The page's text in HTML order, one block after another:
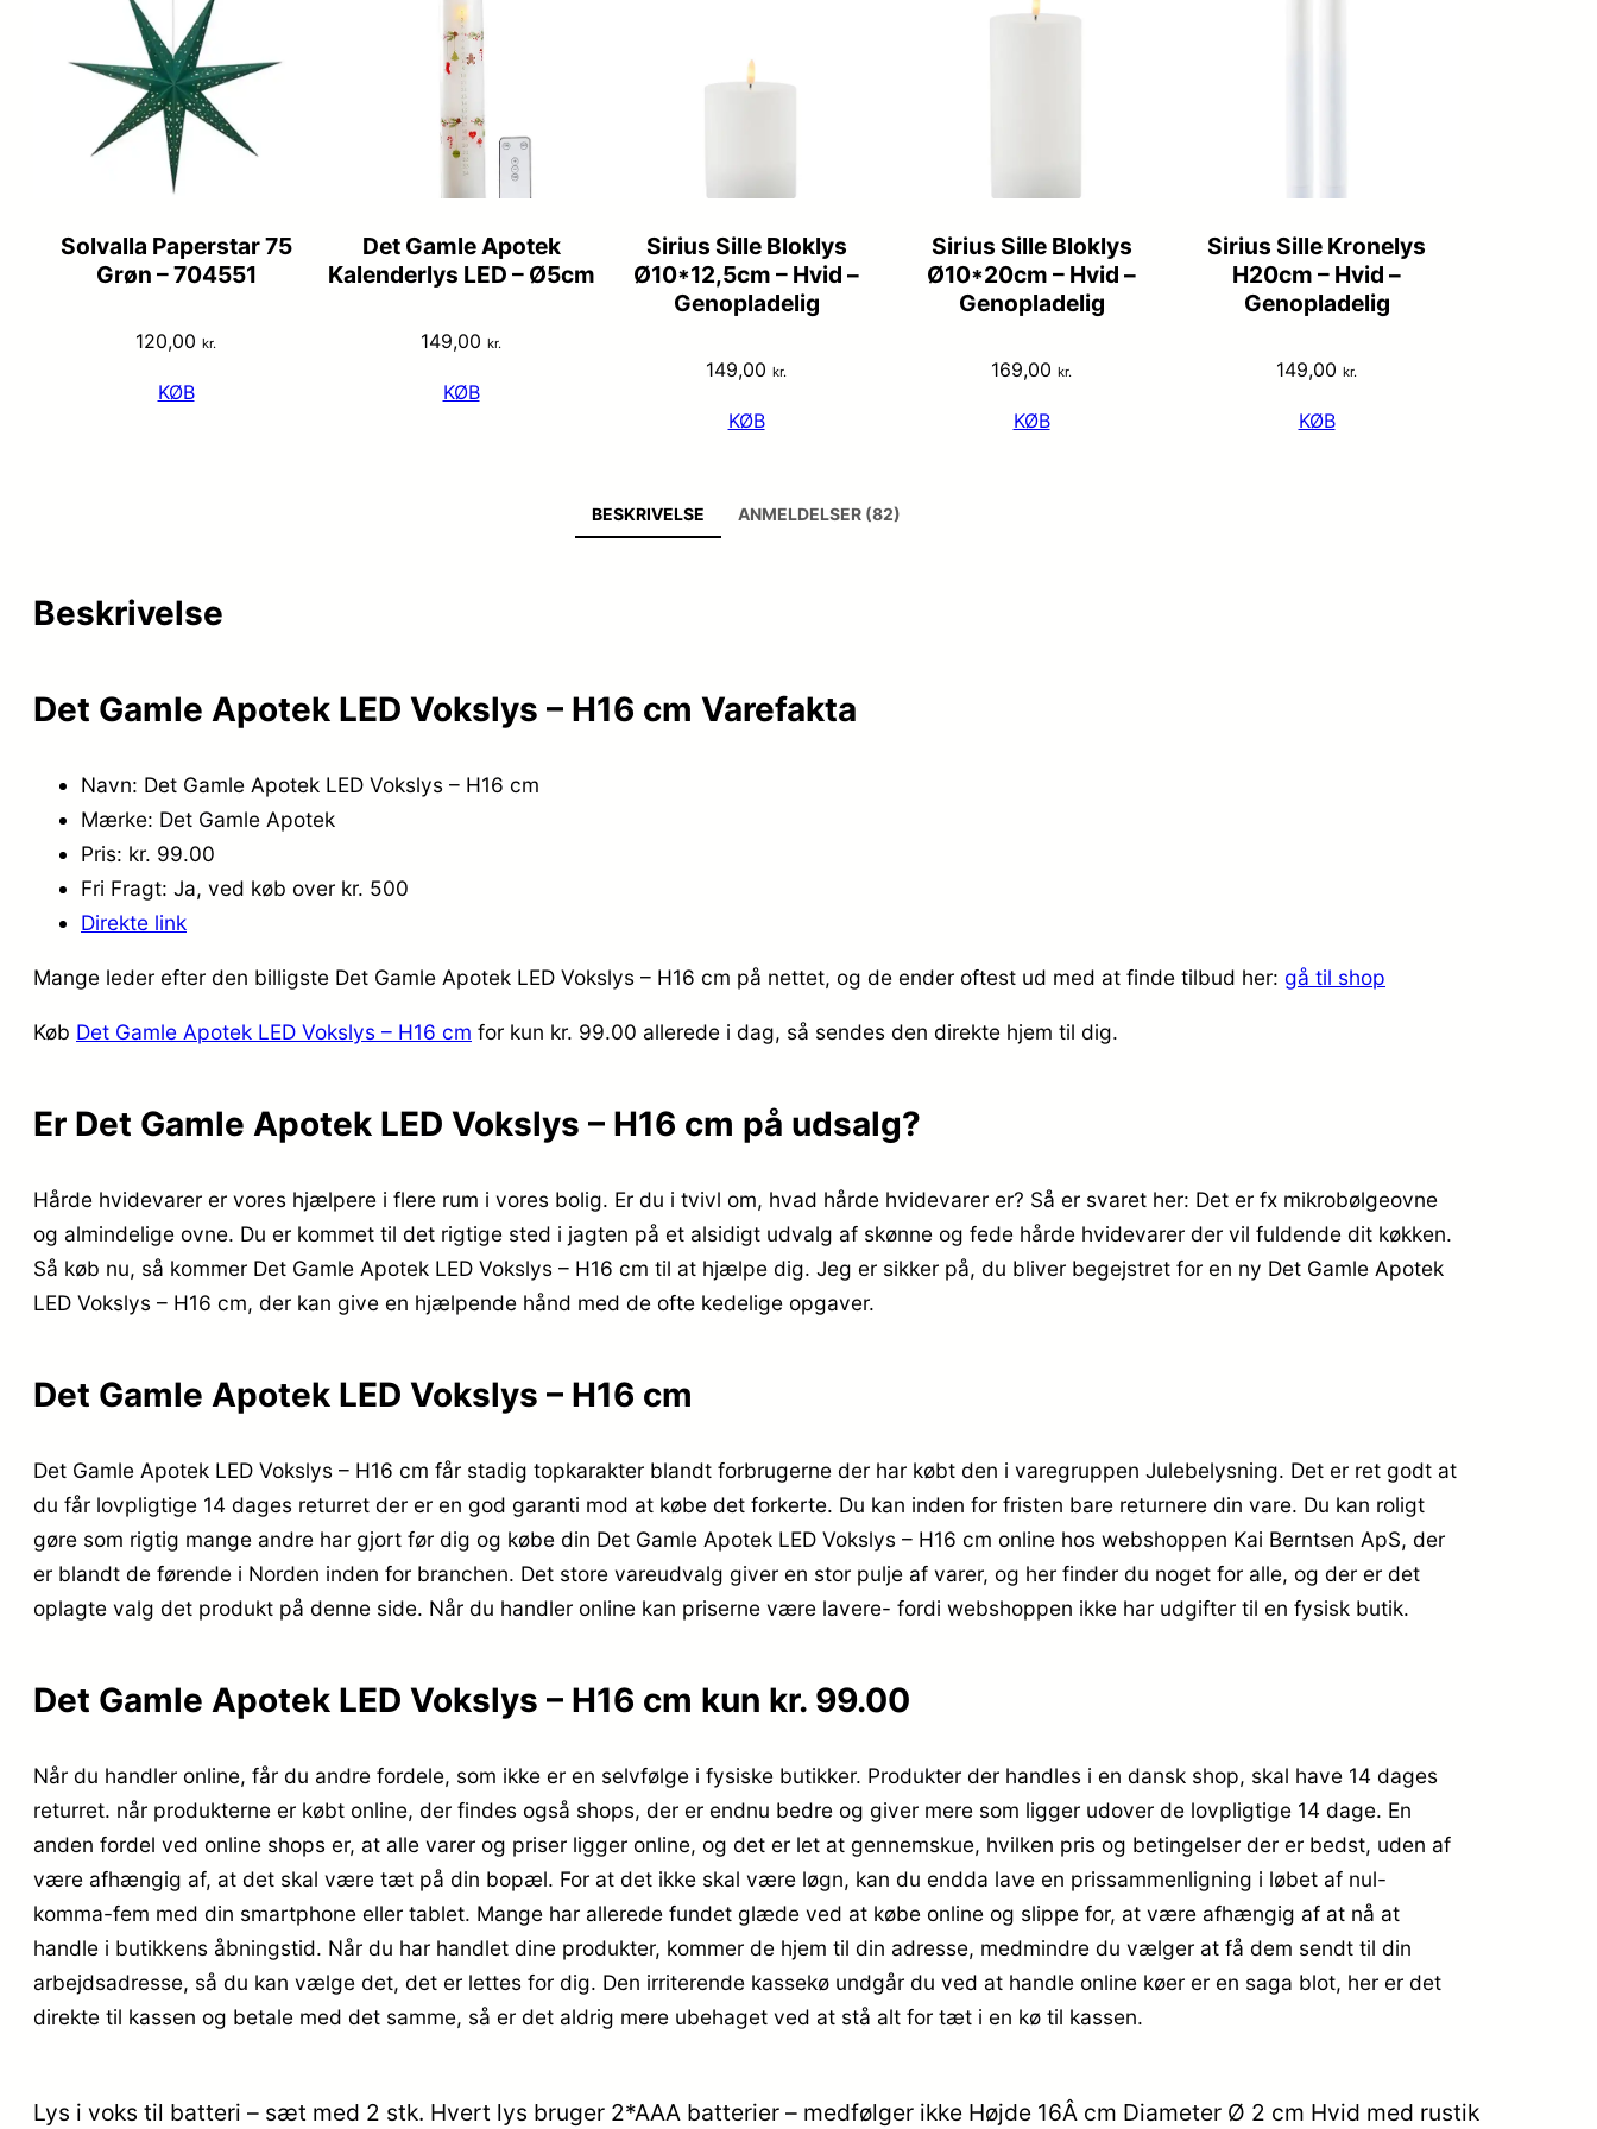
Solvalla Paperstar 75
Grøn – 704551
120,00 kr.
KØB
Det Gamle Apotek
Kalenderlys LED – Ø5cm
149,00 kr.
KØB
Sirius Sille Bloklys
Ø10*12,5cm – Hvid –
Genopladelig
149,00 kr.
KØB
Sirius Sille Bloklys
Ø10*20cm – Hvid –
Genopladelig
169,00 kr.
KØB
Sirius Sille Kronelys
H20cm – Hvid –
Genopladelig
149,00 kr.
KØB
BESKRIVELSE ANMELDELSER (82)
Beskrivelse
Det Gamle Apotek LED Vokslys – H16 cm Varefakta
Navn: Det Gamle Apotek LED Vokslys – H16 cm
Mærke: Det Gamle Apotek
Pris: kr. 99.00
Fri Fragt: Ja, ved køb over kr. 500
Direkte link
Mange leder efter den billigste Det Gamle Apotek LED Vokslys – H16 cm på nettet, og de ender oftest ud med at finde tilbud her: gå til shop
Køb Det Gamle Apotek LED Vokslys – H16 cm for kun kr. 99.00 allerede i dag, så sendes den direkte hjem til dig.
Er Det Gamle Apotek LED Vokslys – H16 cm på udsalg?
Hårde hvidevarer er vores hjælpere i flere rum i vores bolig. Er du i tvivl om, hvad hårde hvidevarer er? Så er svaret her: Det er fx mikrobølgeovne
og almindelige ovne. Du er kommet til det rigtige sted i jagten på et alsidigt udvalg af skønne og fede hårde hvidevarer der vil fuldende dit køkken.
Så køb nu, så kommer Det Gamle Apotek LED Vokslys – H16 cm til at hjælpe dig. Jeg er sikker på, du bliver begejstret for en ny Det Gamle Apotek
LED Vokslys – H16 cm, der kan give en hjælpende hånd med de ofte kedelige opgaver.
Det Gamle Apotek LED Vokslys – H16 cm
Det Gamle Apotek LED Vokslys – H16 cm får stadig topkarakter blandt forbrugerne der har købt den i varegruppen Julebelysning. Det er ret godt at
du får lovpligtige 14 dages returret der er en god garanti mod at købe det forkerte. Du kan inden for fristen bare returnere din vare. Du kan roligt
gøre som rigtig mange andre har gjort før dig og købe din Det Gamle Apotek LED Vokslys – H16 cm online hos webshoppen Kai Berntsen ApS, der
er blandt de førende i Norden inden for branchen. Det store vareudvalg giver en stor pulje af varer, og her finder du noget for alle, og der er det
oplagte valg det produkt på denne side. Når du handler online kan priserne være lavere- fordi webshoppen ikke har udgifter til en fysisk butik.
Det Gamle Apotek LED Vokslys – H16 cm kun kr. 99.00
Når du handler online, får du andre fordele, som ikke er en selvfølge i fysiske butikker. Produkter der handles i en dansk shop, skal have 14 dages
returret. når produkterne er købt online, der findes også shops, der er endnu bedre og giver mere som ligger udover de lovpligtige 14 dage. En
anden fordel ved online shops er, at alle varer og priser ligger online, og det er let at gennemskue, hvilken pris og betingelser der er bedst, uden af
være afhængig af, at det skal være tæt på din bopæl. For at det ikke skal være løgn, kan du endda lave en prissammenligning i løbet af nul-
komma-fem med din smartphone eller tablet. Mange har allerede fundet glæde ved at købe online og slippe for, at være afhængig af at nå at
handle i butikkens åbningstid. Når du har handlet dine produkter, kommer de hjem til din adresse, medmindre du vælger at få dem sendt til din
arbejdsadresse, så du kan vælge det, det er lettes for dig. Den irriterende kassekø undgår du ved at handle online køer er en saga blot, her er det
direkte til kassen og betale med det samme, så er det aldrig mere ubehaget ved at stå alt for tæt i en kø til kassen.
Lys i voks til batteri – sæt med 2 stk. Hvert lys bruger 2*AAA batterier – medfølger ikke Højde 16Â cm Diameter Ø 2 cm Hvid med rustik